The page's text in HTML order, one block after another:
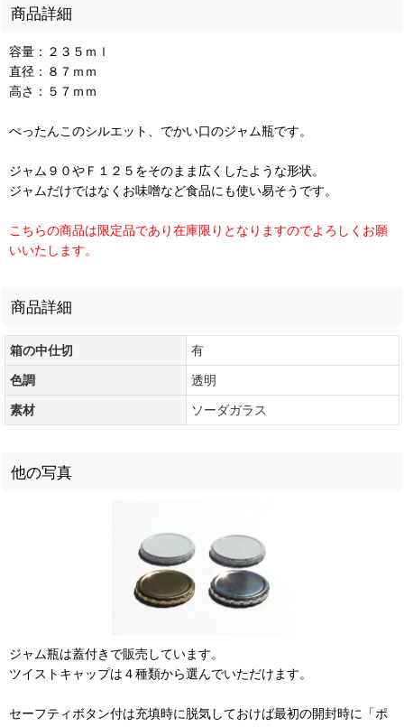
商品詳細
容量：２３５ｍｌ
直径：８７ｍｍ
高さ：５７ｍｍ
ぺったんこのシルエット、でかい口のジャム瓶です。
ジャム９０やＦ１２５をそのまま広くしたような形状。
ジャムだけではなくお味噌など食品にも使い易そうです。
こちらの商品は限定品であり在庫限りとなりますのでよろしくお願
いいたします。
商品詳細
箱の中仕切
有
色調
透明
素材
ソーダガラス
他の写真
ジャム瓶は蓋付きで販売しています。
ツイストキャップは４種類から選んでいただけます。
セーフティボタン付は充填時に脱気しておけば最初の開封時に「ポ